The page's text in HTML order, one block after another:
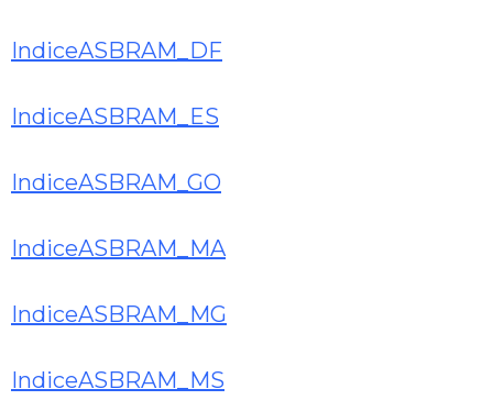
IndiceASBRAM_DF
IndiceASBRAM_ES
IndiceASBRAM_GO
IndiceASBRAM_MA
IndiceASBRAM_MG
IndiceASBRAM_MS